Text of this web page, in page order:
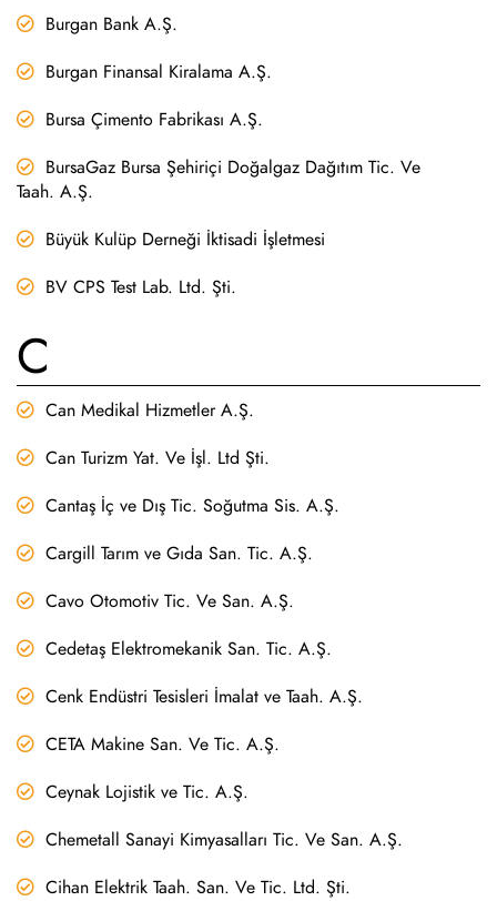
Burgan Bank A.Ş.
Burgan Finansal Kiralama A.Ş.
Bursa Çimento Fabrikası A.Ş.
BursaGaz Bursa Şehiriçi Doğalgaz Dağıtım Tic. Ve
Taah. A.Ş.
Büyük Kulüp Derneği İktisadi İşletmesi
BV CPS Test Lab. Ltd. Şti.
C
Can Medikal Hizmetler A.Ş.
Can Turizm Yat. Ve İşl. Ltd Şti.
Cantaş İç ve Dış Tic. Soğutma Sis. A.Ş.
Cargill Tarım ve Gıda San. Tic. A.Ş.
Cavo Otomotiv Tic. Ve San. A.Ş.
Cedetaş Elektromekanik San. Tic. A.Ş.
Cenk Endüstri Tesisleri İmalat ve Taah. A.Ş.
CETA Makine San. Ve Tic. A.Ş.
Ceynak Lojistik ve Tic. A.Ş.
Chemetall Sanayi Kimyasalları Tic. Ve San. A.Ş.
Cihan Elektrik Taah. San. Ve Tic. Ltd. Şti.